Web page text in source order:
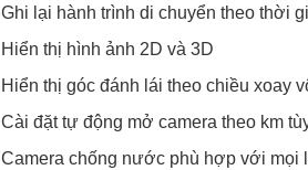
Ghi lại hành trình di chuyển theo thời
Hiển thị hình ảnh 2D và 3D
Hiển thị góc đánh lái theo chiều xoay
Cài đặt tự động mở camera theo km
Camera chống nước phù hợp với mọi